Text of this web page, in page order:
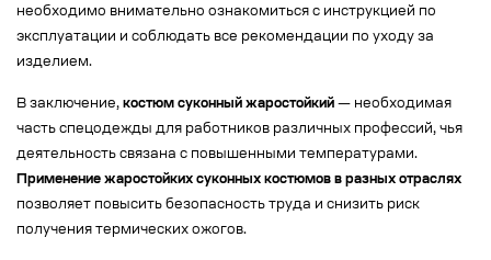
необходимо внимательно ознакомиться с инструкцией по
эксплуатации и соблюдать все рекомендации по уходу за
изделием.
В заключение, костюм суконный жаростойкий — необходимая
часть спецодежды для работников различных профессий, чья
деятельность связана с повышенными температурами.
Применение жаростойких суконных костюмов в разных отраслях
позволяет повысить безопасность труда и снизить риск
получения термических ожогов.